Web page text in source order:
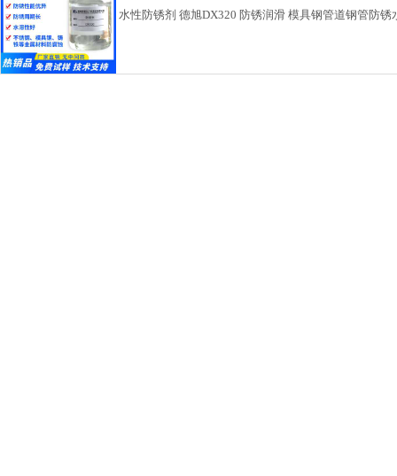
水性防锈剂 德旭DX320 防锈润滑 模具钢管道钢管防锈